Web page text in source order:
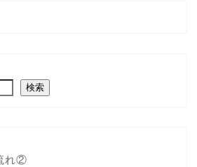
検索
れ②